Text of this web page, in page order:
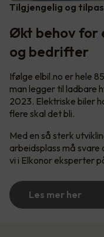
Tilgjengelig og
Økt behov for
og bedrifter
Ifølge elbil.no er hele
man legger til ladbare
2023. Elektriske biler
flere skal det bli.
Med en så sterk
arbeidsplass må
vi i Elkonor eksperter
Les mer her